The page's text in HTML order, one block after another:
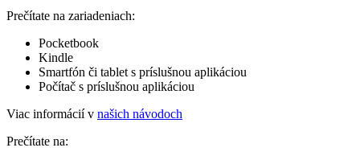
Prečítate na zariadeniach:
Pocketbook
Kindle
Smartfón či tablet s príslušnou aplikáciou
Počítač s príslušnou aplikáciou
Viac informácií v našich návodoch
Prečítate na: